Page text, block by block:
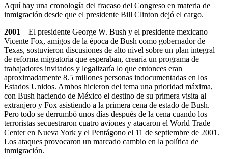
Aquí hay una cronología del fracaso del Congreso en materia de
inmigración desde que el presidente Bill Clinton dejó el cargo.
2001 – El presidente George W. Bush y el presidente mexicano
Vicente Fox, amigos de la época de Bush como gobernador de
Texas, sostuvieron discusiones de alto nivel sobre un plan integral
de reforma migratoria que esperaban, crearía un programa de
trabajadores invitados y legalizaría lo que entonces eran
aproximadamente 8.5 millones personas indocumentadas en los
Estados Unidos. Ambos hicieron del tema una prioridad máxima,
con Bush haciendo de México el destino de su primera visita al
extranjero y Fox asistiendo a la primera cena de estado de Bush.
Pero todo se derrumbó unos días después de la cena cuando los
terroristas secuestraron cuatro aviones y atacaron el World Trade
Center en Nueva York y el Pentágono el 11 de septiembre de 2001.
Los ataques provocaron un marcado cambio en la política de
inmigración.